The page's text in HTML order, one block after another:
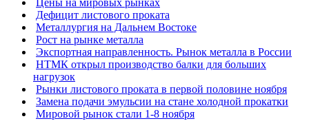
Цены на мировых рынках
Дефицит листового проката
Металлургия на Дальнем Востоке
Рост на рынке металла
Экспортная направленность. Рынок металла в России
НТМК открыл производство балки для больших
нагрузок
Рынки листового проката в первой половине ноября
Замена подачи эмульсии на стане холодной прокатки
Мировой рынок стали 1-8 ноября